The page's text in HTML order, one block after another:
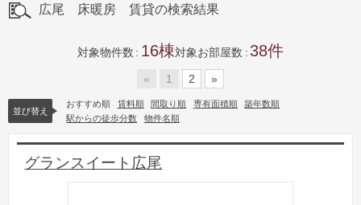
広尾 床暖房 賃貸の検索結果
対象物件数 16 対象お部屋数 38
« 1 2 »
並び替え
おすすめ順 賃料順 間取り順 専有面積順
築年数順
駅からの徒歩分数
物件名順
グランスイート広尾